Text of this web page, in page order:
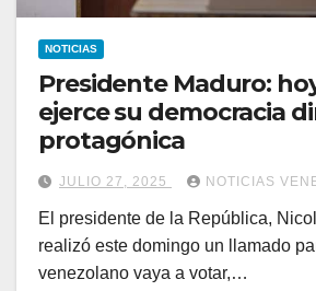
NOTICIAS
Presidente Maduro:
ejerce su democracia
protagónica
JULIO 27, 2025 NOTICIAS
El presidente de la República,
realizó este domingo un llamado
venezolano vaya a votar,…